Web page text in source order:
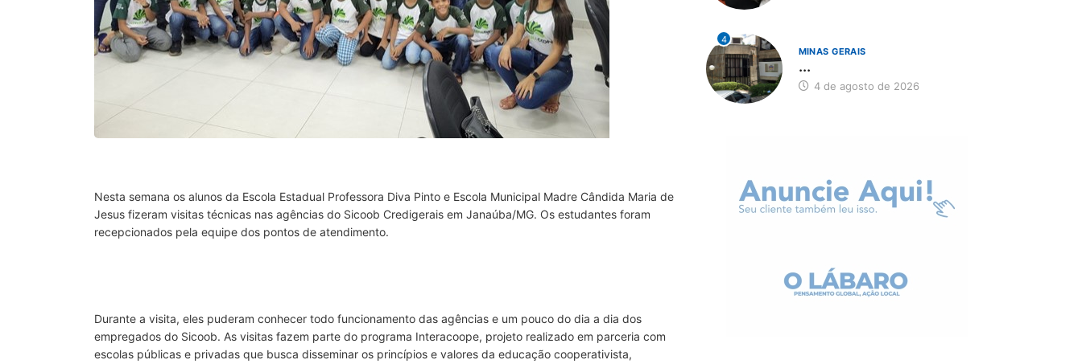
Nesta semana os alunos da Escola Estadual Professora Diva Pinto e Escola Municipal Madre Cândida Maria de
Jesus fizeram visitas técnicas nas agências do Sicoob Credigerais em Janaúba/MG. Os estudantes foram
recepcionados pela equipe dos pontos de atendimento.
Durante a visita, eles puderam conhecer todo funcionamento das agências e um pouco do dia a dia dos
empregados do Sicoob. As visitas fazem parte do programa Interacoope, projeto realizado em parceria com
escolas públicas e privadas que busca disseminar os princípios e valores da educação cooperativista,
4
MINAS GERAIS
...
4 de agosto de 2026